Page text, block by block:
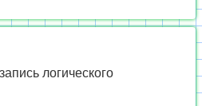
логического